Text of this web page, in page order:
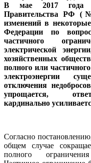
В мае 2017 года
Правительства РФ
изменений в
Федерации по
частичного
электрической
хозяйственных
полного или
электроэнергии
отключения
упрощается,
кардинально
Согласно
общем случае
полного